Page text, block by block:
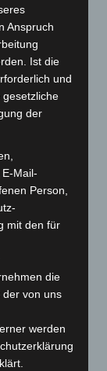
Anspruch
Ist die
und
der
Mail-
Person,
mit den für
die
der von uns
werden